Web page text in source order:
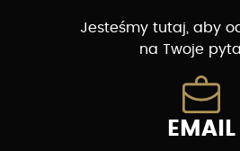
Jesteśmy tutaj, aby
na Twoje
EMAIL